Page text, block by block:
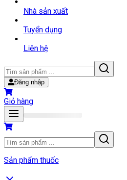
Nhà sản xuất
Tuyển dụng
Liên hệ
Đăng nhập
Giỏ hàng
Sản phẩm thuốc